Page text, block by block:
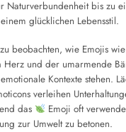
Naturverbundenheit bis zu
glücklichen Lebensstil.
beobachten, wie Emojis
Herz und der umarmende
Kontexte stehen.
verleihen
das
Emoji oft
zur Umwelt zu betonen.